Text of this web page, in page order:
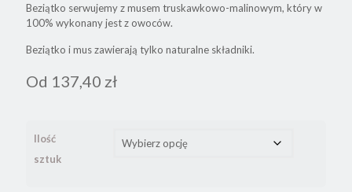
Beziątko serwujemy z musem truskawkowo-malinowym, który w
100% wykonany jest z owoców.
Beziątko i mus zawierają tylko naturalne składniki.
Od 137,40 zł
Ilość
sztuk